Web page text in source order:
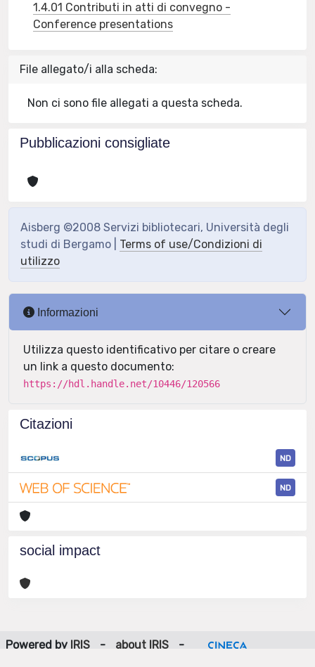
1.4.01 Contributi in atti di convegno -
Conference presentations
File allegato/i alla scheda:
Non ci sono file allegati a questa scheda.
Pubblicazioni consigliate
Aisberg ©2008 Servizi bibliotecari, Università degli
studi di Bergamo | Terms of use/Condizioni di
utilizzo
Informazioni
Utilizza questo identificativo per citare o creare
un link a questo documento:
https://hdl.handle.net/10446/120566
Citazioni
ND
ND
social impact
Powered by IRIS - about IRIS
-